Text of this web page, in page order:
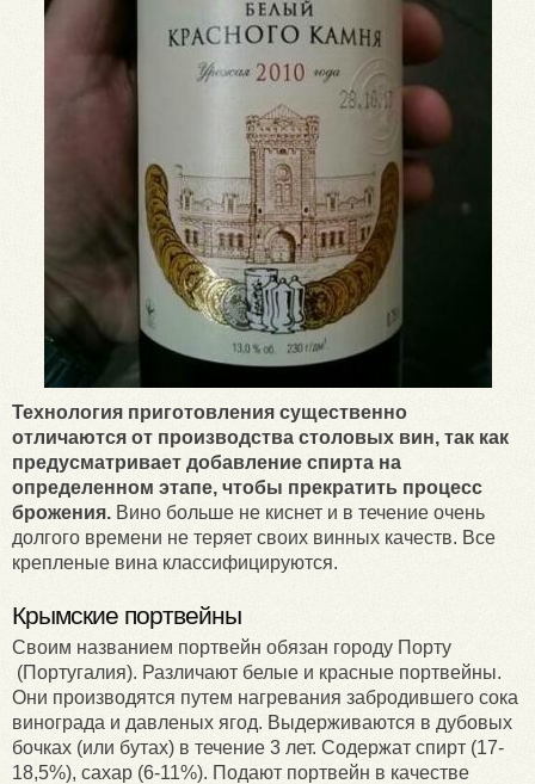
Технология приготовления существенно
отличаются от производства столовых вин, так как
предусматривает добавление спирта на
определенном этапе, чтобы прекратить процесс
брожения. Вино больше не киснет и в течение очень
долгого времени не теряет своих винных качеств. Все
крепленые вина классифицируются.
Крымские портвейны
Своим названием портвейн обязан городу Порту
(Португалия). Различают белые и красные портвейны.
Они производятся путем нагревания забродившего сока
винограда и давленых ягод. Выдерживаются в дубовых
бочках (или бутах) в течение 3 лет. Содержат спирт (17-
18,5%), сахар (6-11%). Подают портвейн в качестве